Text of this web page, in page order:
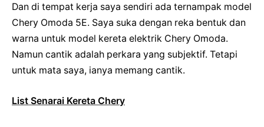
Dan di tempat kerja saya sendiri ada ternampak model
Chery Omoda 5E. Saya suka dengan reka bentuk dan
warna untuk model kereta elektrik Chery Omoda.
Namun cantik adalah perkara yang subjektif. Tetapi
untuk mata saya, ianya memang cantik.
List Senarai Kereta Chery